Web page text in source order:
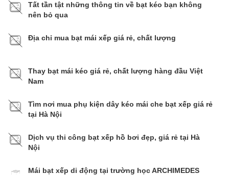
Tất tần tật những thông tin về bạt kéo bạn không
nên bỏ qua
Địa chỉ mua bạt mái xếp giá rẻ, chất lượng
Thay bạt mái kéo giá rẻ, chất lượng hàng đầu Việt
Nam
Tìm nơi mua phụ kiện dây kéo mái che bạt xếp giá rẻ
tại Hà Nội
Dịch vụ thi công bạt xếp hồ bơi đẹp, giá rẻ tại Hà
Nội
Mái bạt xếp di động tại trường học ARCHIMEDES